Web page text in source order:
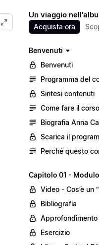
Un viaggio
Acquista ora
Benvenuti
Benvenuti
Programma del
Sintesi contenuti
Come fare il corso
Biografia Anna
Scarica il
Perché questo
Capitolo 01 - Modulo
Video - Cos’è un
Bibliografia
Esercizio